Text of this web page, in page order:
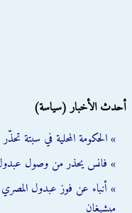
أحدث الأخبار (سياسة)
» الحكومة المحلية في سبتة
» فانس يحذر من وصول عبدول
» أنباء عن فوز عبدول المصري
ميشيغان